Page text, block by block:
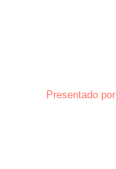
Presentado por